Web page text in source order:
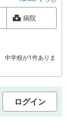
病院
中学校が1件ありま
ログイン